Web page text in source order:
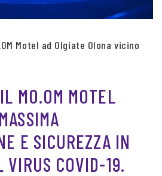
Motel ad Olgiate Olona vicino
MO.OM MOTEL
E SICUREZZA IN
VIRUS COVID-19.